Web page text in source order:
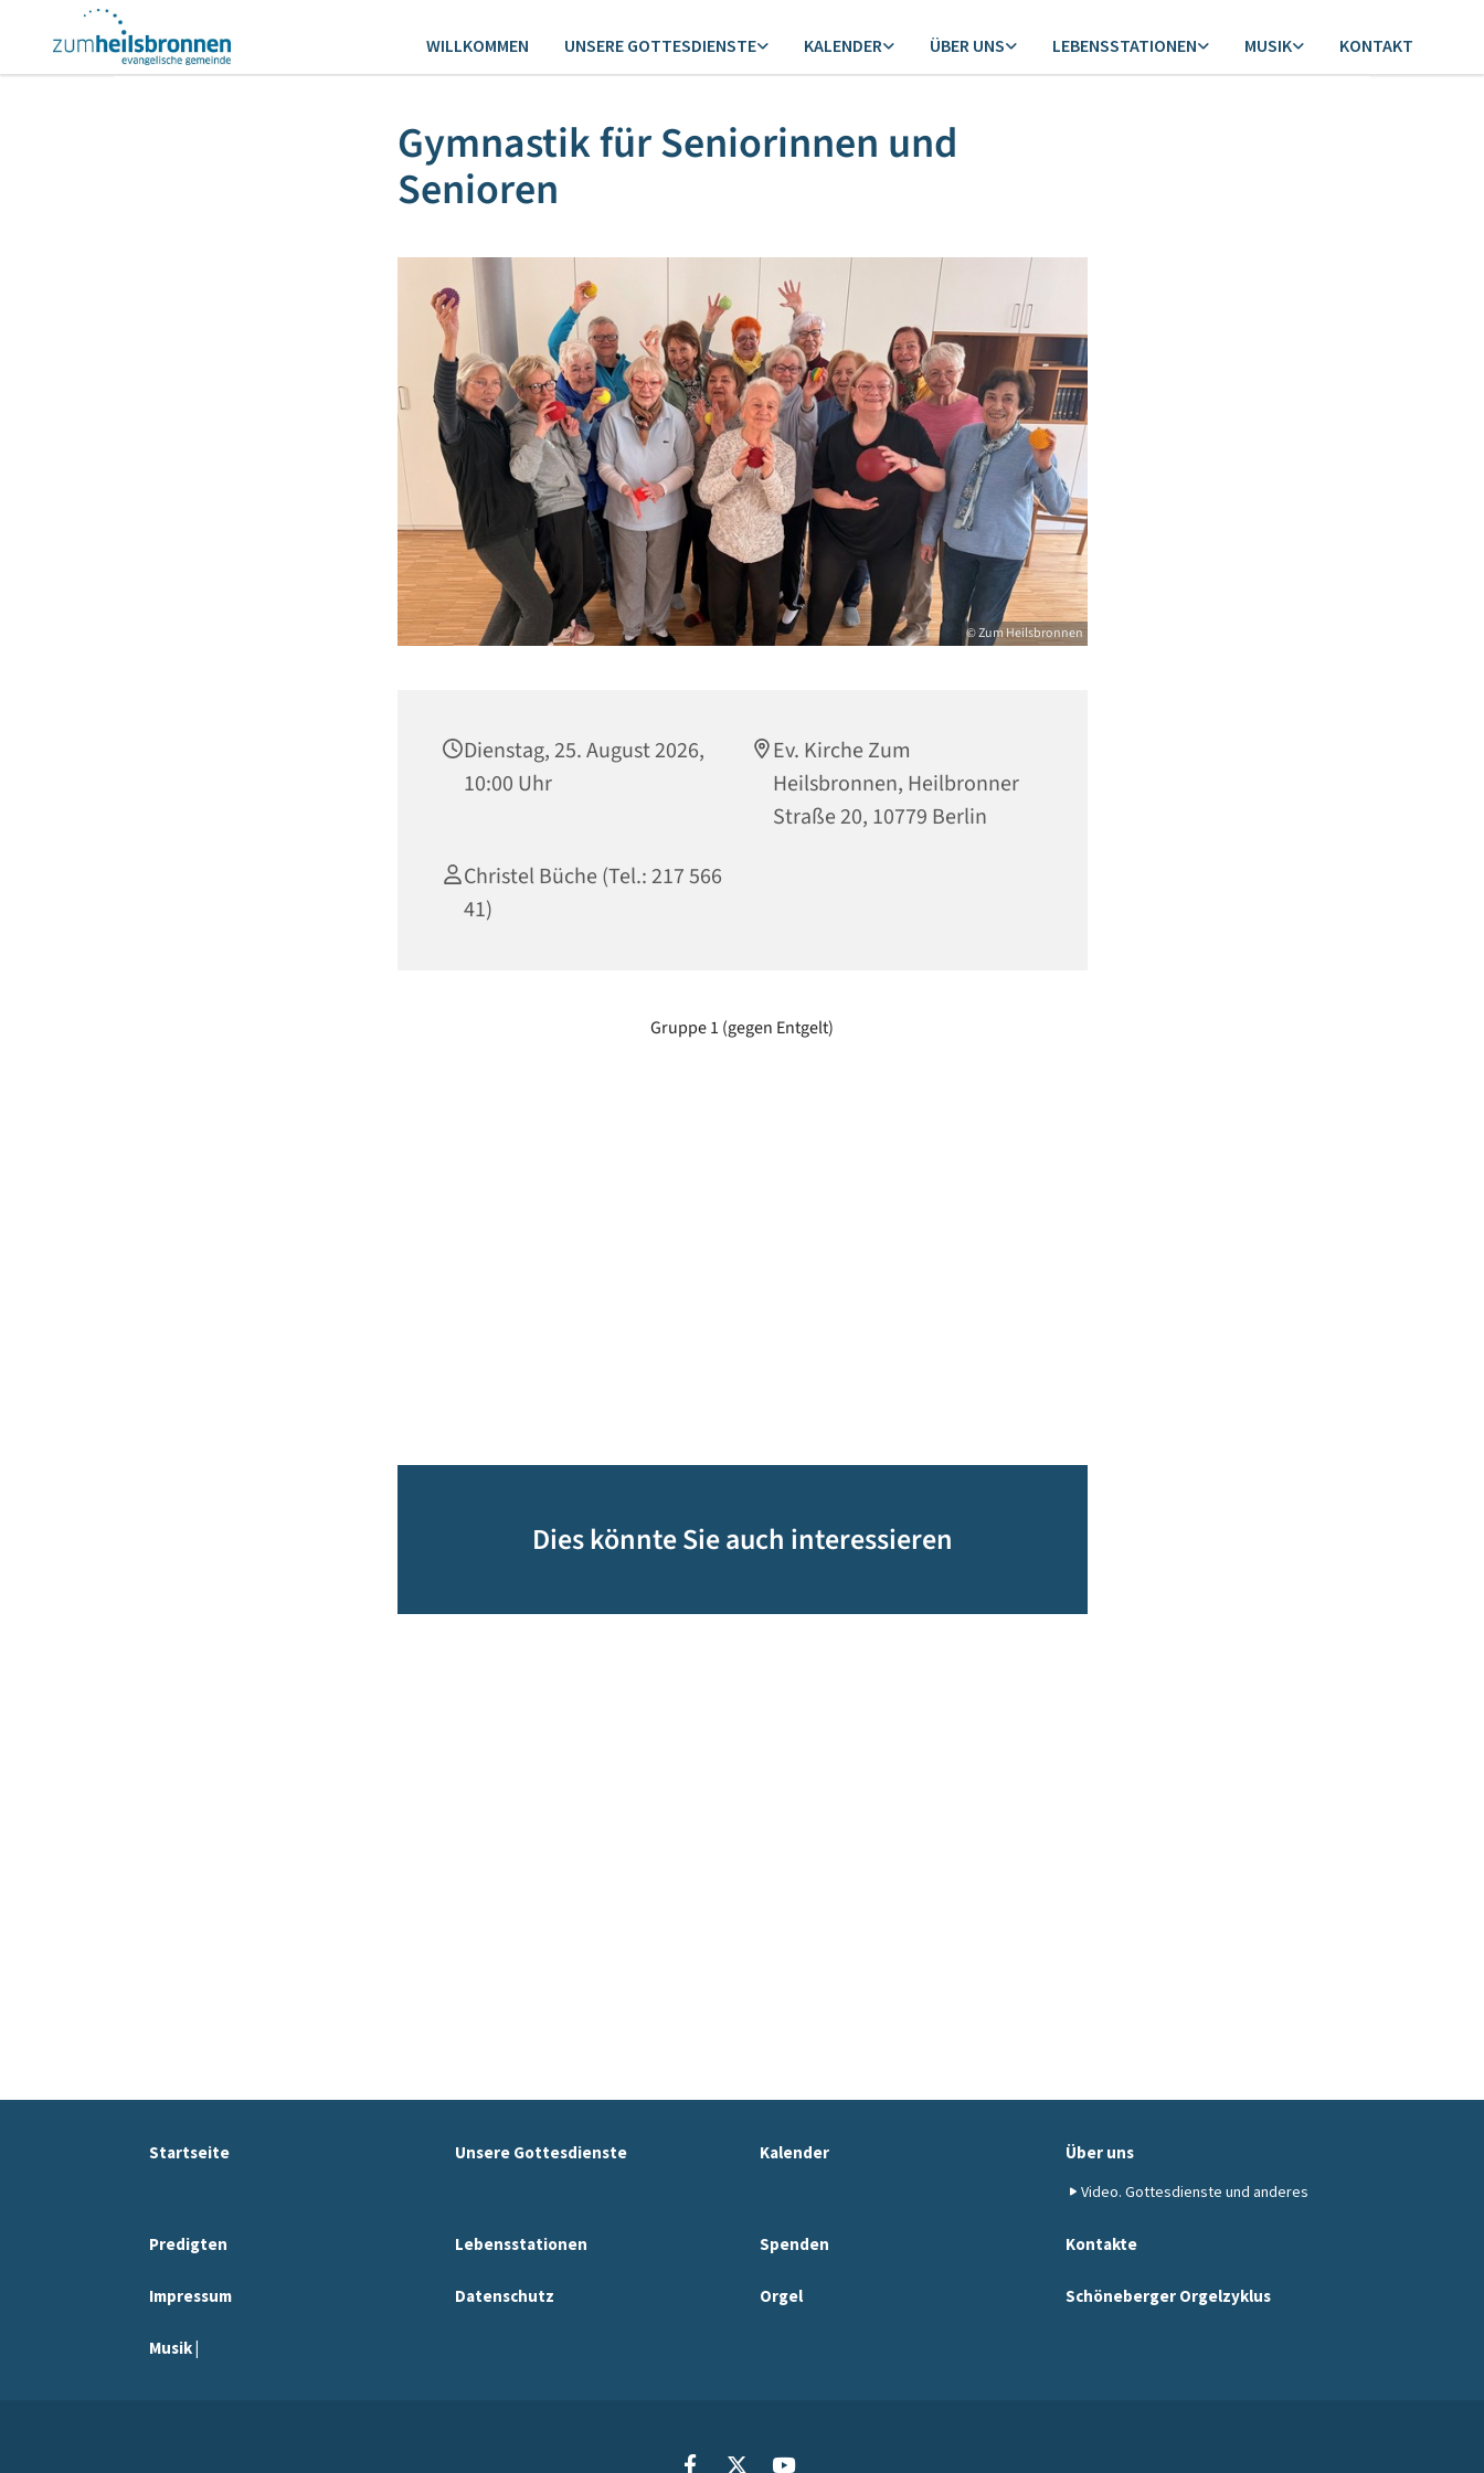
WILLKOMMEN UNSERE GOTTESDIENSTE KALENDER ÜBER UNS LEBENSSTATIONEN MUSIK KONTAKT
Gymnastik für Seniorinnen und
Senioren
© Zum Heilsbronnen
Dienstag, 25. August 2026,
10:00 Uhr
Ev. Kirche Zum
Heilsbronnen, Heilbronner
Straße 20, 10779 Berlin
Christel Büche (Tel.: 217 566
41)
Gruppe 1 (gegen Entgelt)
Dies könnte Sie auch interessieren
Startseite Unsere Gottesdienste Kalender Über uns
Video. Gottesdienste und anderes
Predigten Lebensstationen Spenden Kontakte
Impressum Datenschutz Orgel Schöneberger Orgelzyklus
Musik |